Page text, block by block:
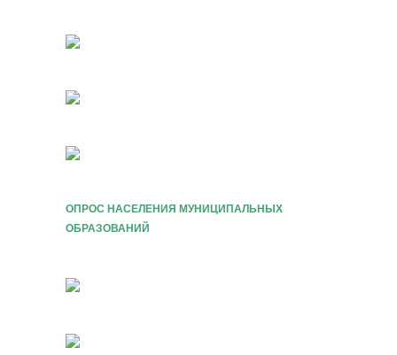
ОПРОС НАСЕЛЕНИЯ МУНИЦИПАЛЬНЫХ
ОБРАЗОВАНИЙ